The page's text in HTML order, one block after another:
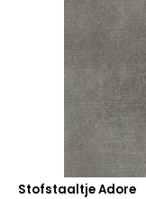
Stofstaaltje Adore